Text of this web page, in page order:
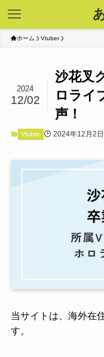
ホーム Vtuber
沙花叉
ロライ
声！
2024
12/02
Vtuber 2024年12月2日
当サイトは、海外在
す。